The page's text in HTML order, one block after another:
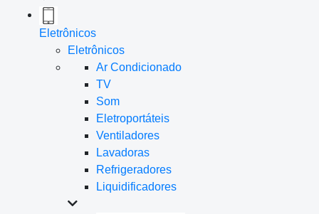
Eletrônicos
Eletrônicos
Ar Condicionado
TV
Som
Eletroportáteis
Ventiladores
Lavadoras
Refrigeradores
Liquidificadores